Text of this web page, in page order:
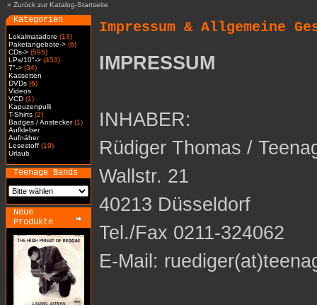
» Zurück zur Katalog-Startseite
Kategorien
Lokalmatadore (13)
Paketangebote-> (6)
CDs-> (595)
LPs/10"-> (453)
7"-> (34)
Kassetten
DVDs (6)
Videos
VCD (1)
Kapuzenpulli
T-Shirts (2)
Badges / Anstecker(1)
Aufkleber
Aufnäher
Lesestoff (19)
Urlaub
Teenage Bands
Neue
Produkte
Impressum & Allgemeine
IMPRESSUM
INHABER:
Rüdiger Thomas /
Wallstr. 21
40213 Düsseldorf
Tel./Fax 0211-324062
E-Mail: